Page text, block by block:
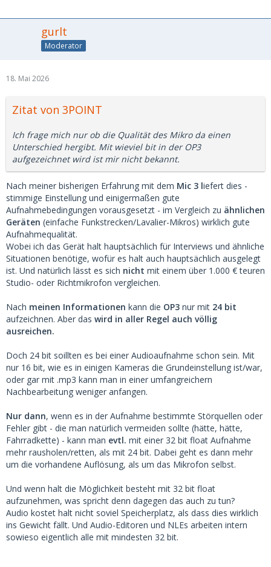
gurlt
Moderator
18. Mai 2026
Zitat von 3POINT
Ich frage mich nur ob die Qualität des Mikro da einen
Unterschied hergibt. Mit wieviel bit in der OP3
aufgezeichnet wird ist mir nicht bekannt.
Nach meiner bisherigen Erfahrung mit dem Mic 3 liefert dies -
stimmige Einstellung und einigermaßen gute
Aufnahmebedingungen vorausgesetzt - im Vergleich zu ähnlichen
Geräten (einfache Funkstrecken/Lavalier-Mikros) wirklich gute
Aufnahmequalität.
Wobei ich das Gerät halt hauptsächlich für Interviews und ähnliche
Situationen benötige, wofür es halt auch hauptsächlich ausgelegt
ist. Und natürlich lässt es sich nicht mit einem über 1.000 € teuren
Studio- oder Richtmikrofon vergleichen.
Nach meinen Informationen kann die OP3 nur mit 24 bit
aufzeichnen. Aber das wird in aller Regel auch völlig
ausreichen.
Doch 24 bit soillten es bei einer Audioaufnahme schon sein. Mit
nur 16 bit, wie es in einigen Kameras die Grundeinstellung ist/war,
oder gar mit .mp3 kann man in einer umfangreichern
Nachbearbeitung weniger anfangen.
Nur dann, wenn es in der Aufnahme bestimmte Störquellen oder
Fehler gibt - die man natürlich vermeiden sollte (hätte, hätte,
Fahrradkette) - kann man evtl. mit einer 32 bit float Aufnahme
mehr rausholen/retten, als mit 24 bit. Dabei geht es dann mehr
um die vorhandene Auflösung, als um das Mikrofon selbst.
Und wenn halt die Möglichkeit besteht mit 32 bit float
aufzunehmen, was spricht denn dagegen das auch zu tun?
Audio kostet halt nicht soviel Speicherplatz, als dass dies wirklich
ins Gewicht fällt. Und Audio-Editoren und NLEs arbeiten intern
sowieso eigentlich alle mit mindesten 32 bit.